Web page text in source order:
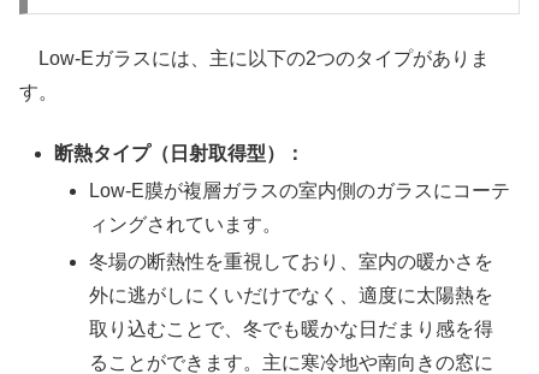
Low-Eガラスには、主に以下の2つのタイプがありま
す。
断熱タイプ（日射取得型）：
Low-E膜が複層ガラスの室内側のガラスにコーテ
ィングされています。
冬場の断熱性を重視しており、室内の暖かさを
外に逃がしにくいだけでなく、適度に太陽熱を
取り込むことで、冬でも暖かな日だまり感を得
ることができます。主に寒冷地や南向きの窓に